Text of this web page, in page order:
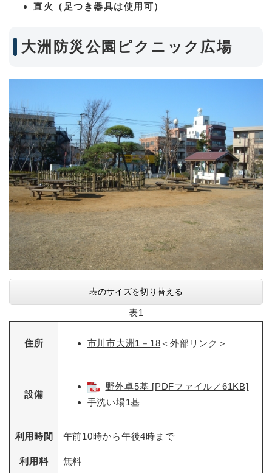
直火（足つき器具は使用可）
大洲防災公園ピクニック広場
表のサイズを切り替える
表1
住所 市川市大洲1－18 ＜外部リンク＞
設備
野外卓5基 [PDFファイル／61KB]
手洗い場1基
利用時間 午前10時から午後4時まで
利用料 無料